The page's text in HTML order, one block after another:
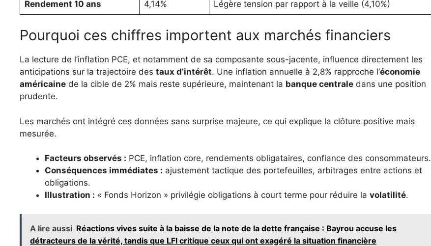
Rendement 10 ans 4,14% Légère tension par rapport à la veille (4,10%)
Pourquoi ces chiffres importent aux marchés financiers
La lecture de l’inflation PCE, et notamment de sa composante sous-jacente, influence directement les
anticipations sur la trajectoire des taux d’intérêt. Une inflation annuelle à 2,8% rapproche l’économie
américaine de la cible de 2% mais reste supérieure, maintenant la banque centrale dans une position
prudente.
Les marchés ont intégré ces données sans surprise majeure, ce qui explique la clôture positive mais
mesurée.
Facteurs observés : PCE, inflation core, rendements obligataires, confiance des consommateurs.
Conséquences immédiates : ajustement tactique des portefeuilles, arbitrages entre actions et
obligations.
Illustration : « Fonds Horizon » privilégie obligations à court terme pour réduire la volatilité.
A lire aussi Réactions vives suite à la baisse de la note de la dette française : Bayrou accuse les
détracteurs de la vérité, tandis que LFI critique ceux qui ont exagéré la situation financière